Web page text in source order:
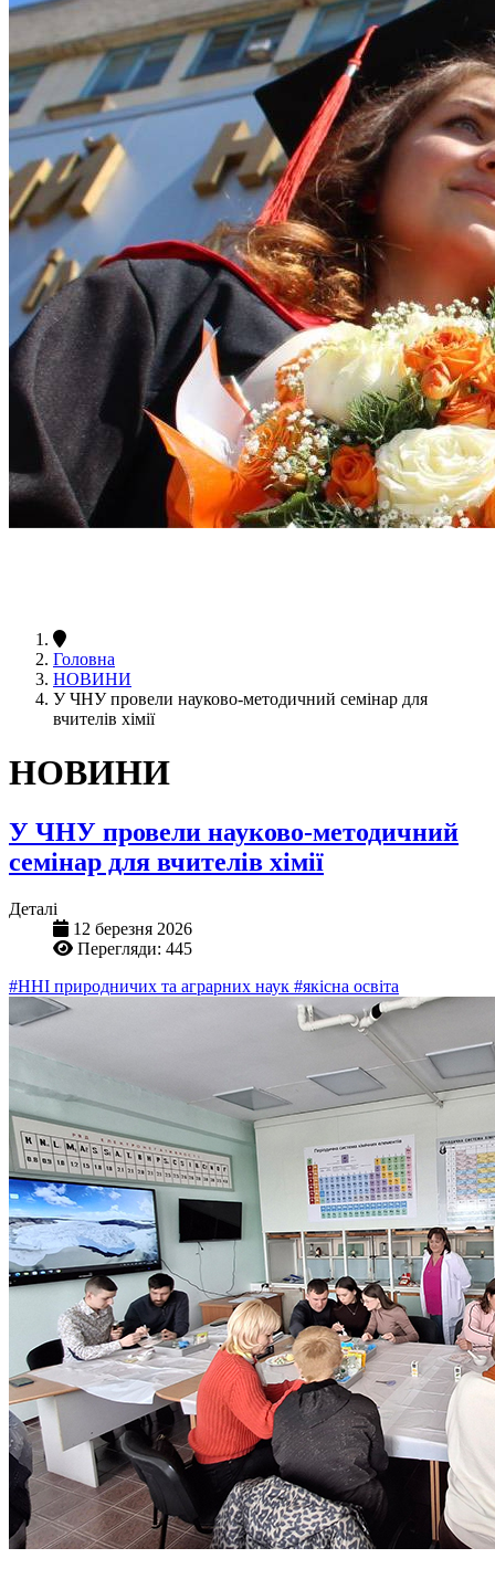
Головна
НОВИНИ
У ЧНУ провели науково-методичний семінар для
вчителів хімії
НОВИНИ
У ЧНУ провели науково-методичний
семінар для вчителів хімії
Деталі
12 березня 2026
Перегляди: 445
#ННІ природничих та аграрних наук #якісна освіта